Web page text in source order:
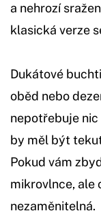
a nehrozí
klasická verze
Dukátové
oběd nebo
nepotřebuje
by měl být
Pokud vám
mikrovlnce, ale
nezaměnitelná.